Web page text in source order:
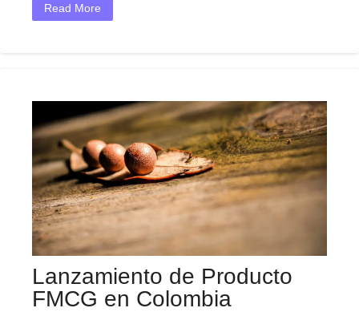
Read More
Lanzamiento de Producto
FMCG en Colombia